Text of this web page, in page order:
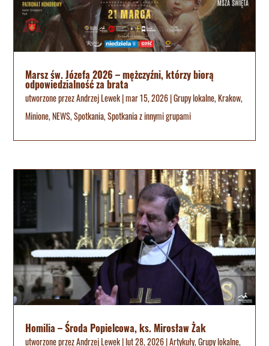
Marsz św. Józefa 2026 – mężczyźni, którzy biorą
odpowiedzialność za brata
utworzone przezAndrzej Lewek|mar 15, 2026|Grupy lokalne,Krakow,
Minione,NEWS,Spotkania,Spotkania z innymi grupami
Homilia – Środa Popielcowa, ks. Mirosław Żak
utworzone przezAndrzej Lewek|lut 28, 2026|Artykuły,Grupy lokalne,